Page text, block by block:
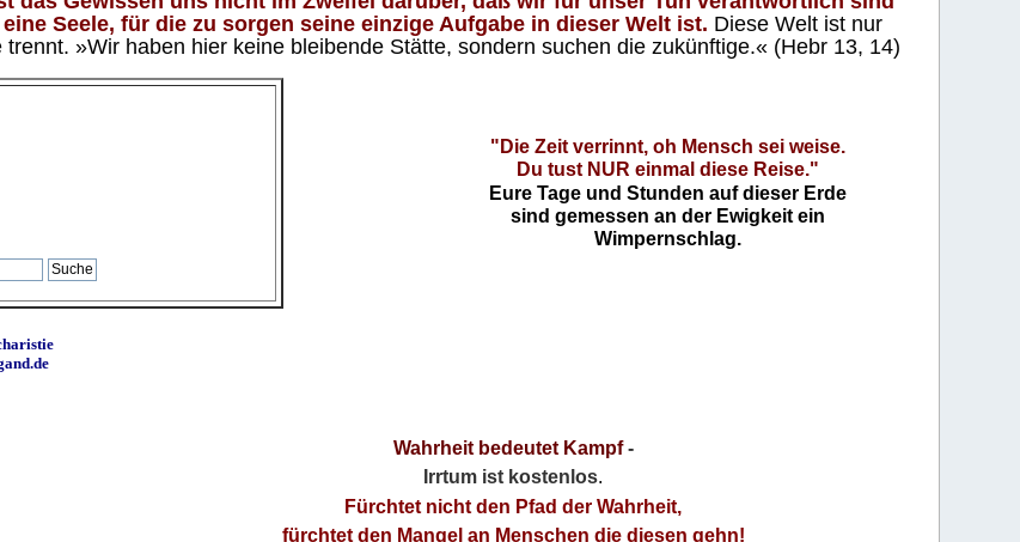
Seele, für die zu sorgen seine einzige Aufgabe in dieser Welt ist. Diese Welt ist nur
»Wir haben hier keine bleibende Stätte, sondern suchen die zukünftige.« (Hebr 13, 14)
"Die Zeit verrinnt, oh Mensch sei weise.
Du tust NUR einmal diese Reise."
Eure Tage und Stunden auf dieser Erde
sind gemessen an der Ewigkeit ein
Wimpernschlag.
Wahrheit bedeutet Kampf-
Irrtum ist kostenlos.
Fürchtet nicht den Pfad der Wahrheit,
fürchtet den Mangel an Menschen die diesen gehn!